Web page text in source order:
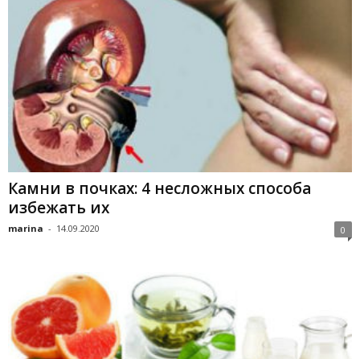
Камни в почках: 4 несложных способа
избежать их
marina - 14.09.2020 0